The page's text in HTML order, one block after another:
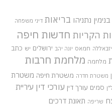
בנימין נתניהו בריאות דיני משפחה
הקריות חדשות חיפה
חמאס יונה יהב ירושלים יש כתב
מלחמה מלחמת חרבות
משטרת חדרה משטרת חיפה משטרת
סמים עורך דין עורכי דין עיריית
שריפה תאונת דרכים